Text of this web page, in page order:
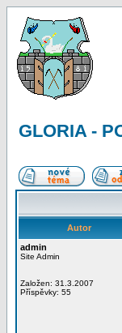
GLORIA -
Autor
admin
Site Admin
Založen: 31.3.2007
Příspěvky: 55